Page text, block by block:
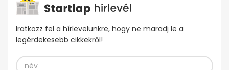
Iratkozz fel a hírlevelünkre, hogy ne maradj le a
legérdekesebb cikkekről!